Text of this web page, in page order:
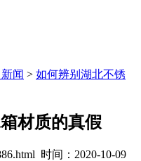
闻 > 如何辨别湖北不锈
材质的真假
时间：2020-10-09